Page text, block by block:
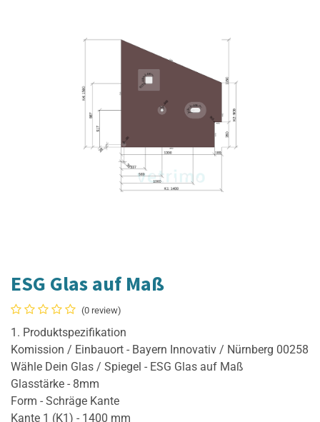
ESG Glas auf Maß
(0 review)
1. Produktspezifikation
Komission / Einbauort - Bayern Innovativ / Nürnberg 00258
Wähle Dein Glas / Spiegel - ESG Glas auf Maß
Glasstärke - 8mm
Form - Schräge Kante
Kante 1 (K1) - 1400 mm